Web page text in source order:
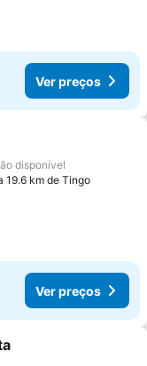
Ver preços
aos favoritos
disponível
19.6 km de Tingo
Ver preços
aos favoritos